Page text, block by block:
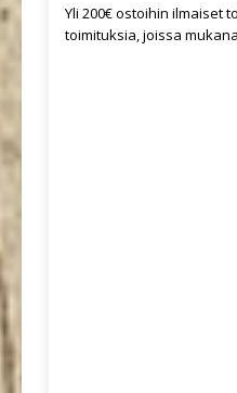
Yli 200€ ostoihin ilmaiset
toimituksia, joissa